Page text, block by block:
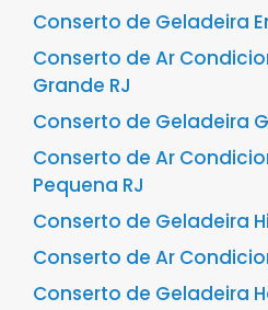
Conserto de Geladeira
Conserto de Ar
Grande RJ
Conserto de Geladeira
Conserto de Ar
Pequena RJ
Conserto de Geladeira
Conserto de Ar
Conserto de Geladeira